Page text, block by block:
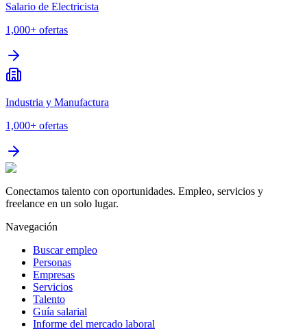
Salario de Electricista
1,000+ ofertas
Industria y Manufactura
1,000+ ofertas
Conectamos talento con oportunidades. Empleo, servicios y
freelance en un solo lugar.
Navegación
Buscar empleo
Personas
Empresas
Servicios
Talento
Guía salarial
Informe del mercado laboral